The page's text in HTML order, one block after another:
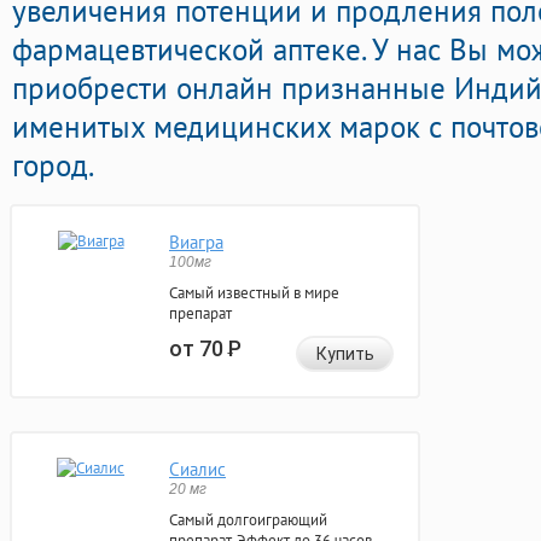
увеличения потенции и продления
фармацевтической аптеке. У нас Вы
приобрести онлайн признанные
именитых медицинских марок с
город.
Виагра
100мг
Самый известный в мире
препарат
от 70Р Купить
Сиалис
20 мг
Самый долгоиграющий